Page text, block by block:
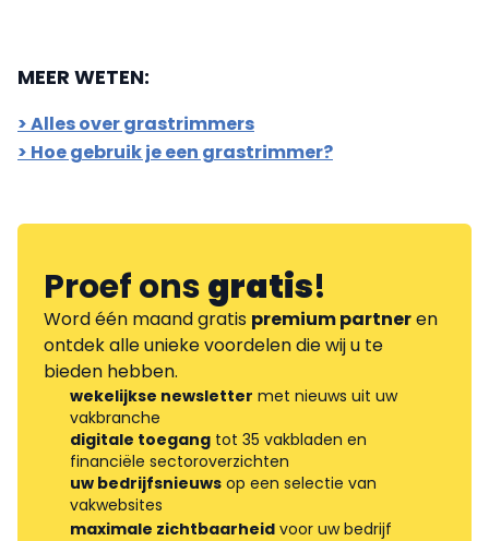
MEER WETEN:
> Alles over grastrimmers
> Hoe gebruik je een grastrimmer?
Proef onsgratis!
Word één maand gratis premium partneren
ontdek alle unieke voordelen die wij u te
bieden hebben.
wekelijkse newsletter met nieuws uit uw
vakbranche
digitale toegang tot 35 vakbladen en
financiële sectoroverzichten
uw bedrijfsnieuws op een selectie van
vakwebsites
maximale zichtbaarheid voor uw bedrijf